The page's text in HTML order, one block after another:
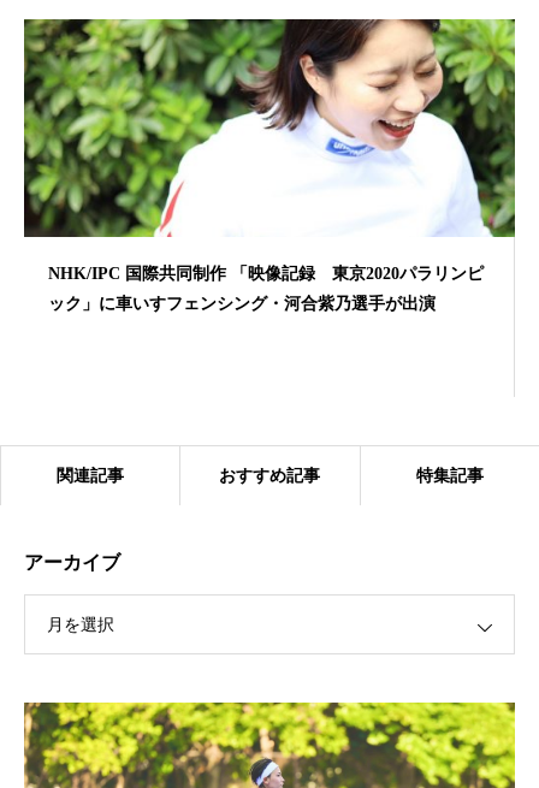
NHK/IPC 国際共同制作 「映像記録 東京2020パラリンピ
ック」に車いすフェンシング・河合紫乃選手が出演
YouTubeチャンネル IG Japan / IG証券「I’m IG/大迫 傑」
みゃこ、薬剤師ランナーなっちゃんをキャスティング
関連記事 おすすめ記事 特集記事
アーカイブ
月を選択